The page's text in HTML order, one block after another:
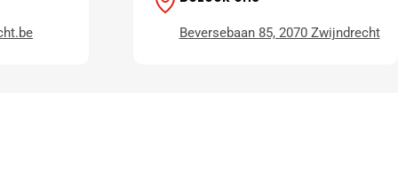
Beversebaan 85, 2070 Zwijndrecht